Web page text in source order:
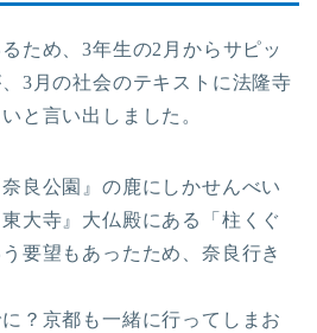
ため、3年生の2月からサピッ
3月の社会のテキストに法隆寺
と言い出しました。
良公園』の鹿にしかせんべい
大寺』大仏殿にある「柱くぐ
要望もあったため、奈良行き
？京都も一緒に行ってしまお